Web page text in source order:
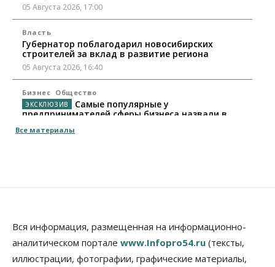
05 Августа 2026, 17:00
Власть
Губернатор поблагодарил новосибирских
строителей за вклад в развитие региона
05 Августа 2026, 16:40
Бизнес Общество
Самые популярные у
предпринимателей сферы бизнеса назвали в
05 Августа 2026, 16:00
Недвижимость
Проект нового микрорайона на улице Кирова
утвердили в Новосибирске
05 Августа 2026, 15:30
Все материалы
Вся информация, размещенная на информационно-
аналитическом портале www.Infopro54.ru (тексты,
иллюстрации, фотографии, графические материалы,